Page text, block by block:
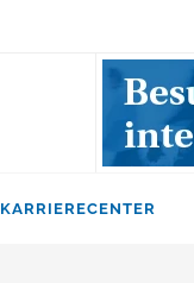
KARRIERECENTER